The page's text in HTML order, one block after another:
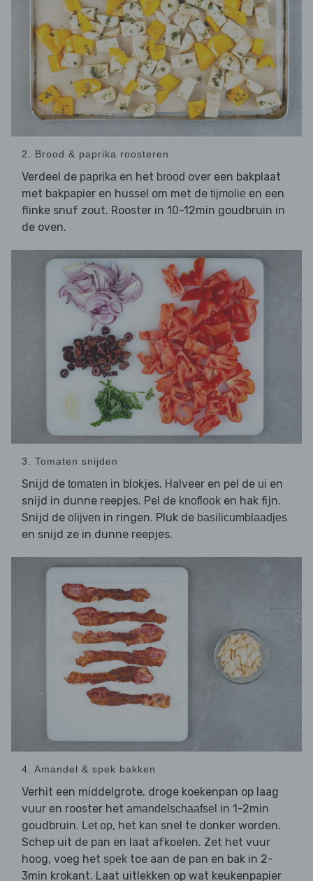
2. Brood & paprika roosteren
Verdeel de paprika en het brood over een bakplaat
met bakpapier en hussel om met de tijmolie en een
flinke snuf zout. Rooster in 10-12min goudbruin in
de oven.
3. Tomaten snijden
Snijd de tomaten in blokjes. Halveer en pel de ui en
snijd in dunne reepjes. Pel de knoflook en hak fijn.
Snijd de olijven in ringen. Pluk de basilicumblaadjes
en snijd ze in dunne reepjes.
4. Amandel & spek bakken
Verhit een middelgrote, droge koekenpan op laag
vuur en rooster het amandelschaafsel in 1-2min
goudbruin. Let op, het kan snel te donker worden.
Schep uit de pan en laat afkoelen. Zet het vuur
hoog, voeg het spek toe aan de pan en bak in 2-
3min krokant. Laat uitlekken op wat keukenpapier